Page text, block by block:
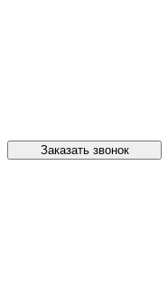
Заказать звонок